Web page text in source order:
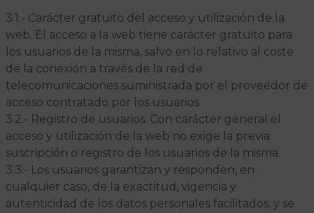
3.1.- Carácter gratuito del acceso y utilización de la
web. El acceso a la web tiene carácter gratuito para
los usuarios de la misma, salvo en lo relativo al coste
de la conexión a través de la red de
telecomunicaciones suministrada por el proveedor de
acceso contratado por los usuarios.
3.2.- Registro de usuarios. Con carácter general el
acceso y utilización de la web no exige la previa
suscripción o registro de los usuarios de la misma.
3.3.- Los usuarios garantizan y responden, en
cualquier caso, de la exactitud, vigencia y
autenticidad de los datos personales facilitados, y se